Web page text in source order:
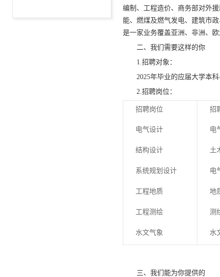
编制、工程造价、商务部对外
能、燃煤及燃气发电、建筑市
是一家业务覆盖亚洲、非洲、
二、我们需要这样的你
1.招聘对象：
2025年毕业的应届大学本
2.招聘岗位：
招聘岗位 招
电气设计 电
结构设计 土
系统规划设计 电
工程地质 地
工程测绘 测
水文气象 水
三、我们能为你提供的